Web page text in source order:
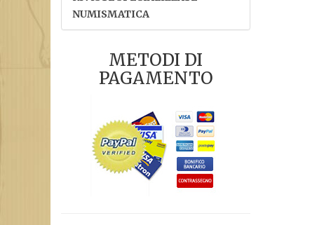
NUMISMATICA
METODI DI
PAGAMENTO